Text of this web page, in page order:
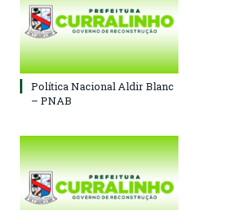
Política Nacional Aldir Blanc
– PNAB